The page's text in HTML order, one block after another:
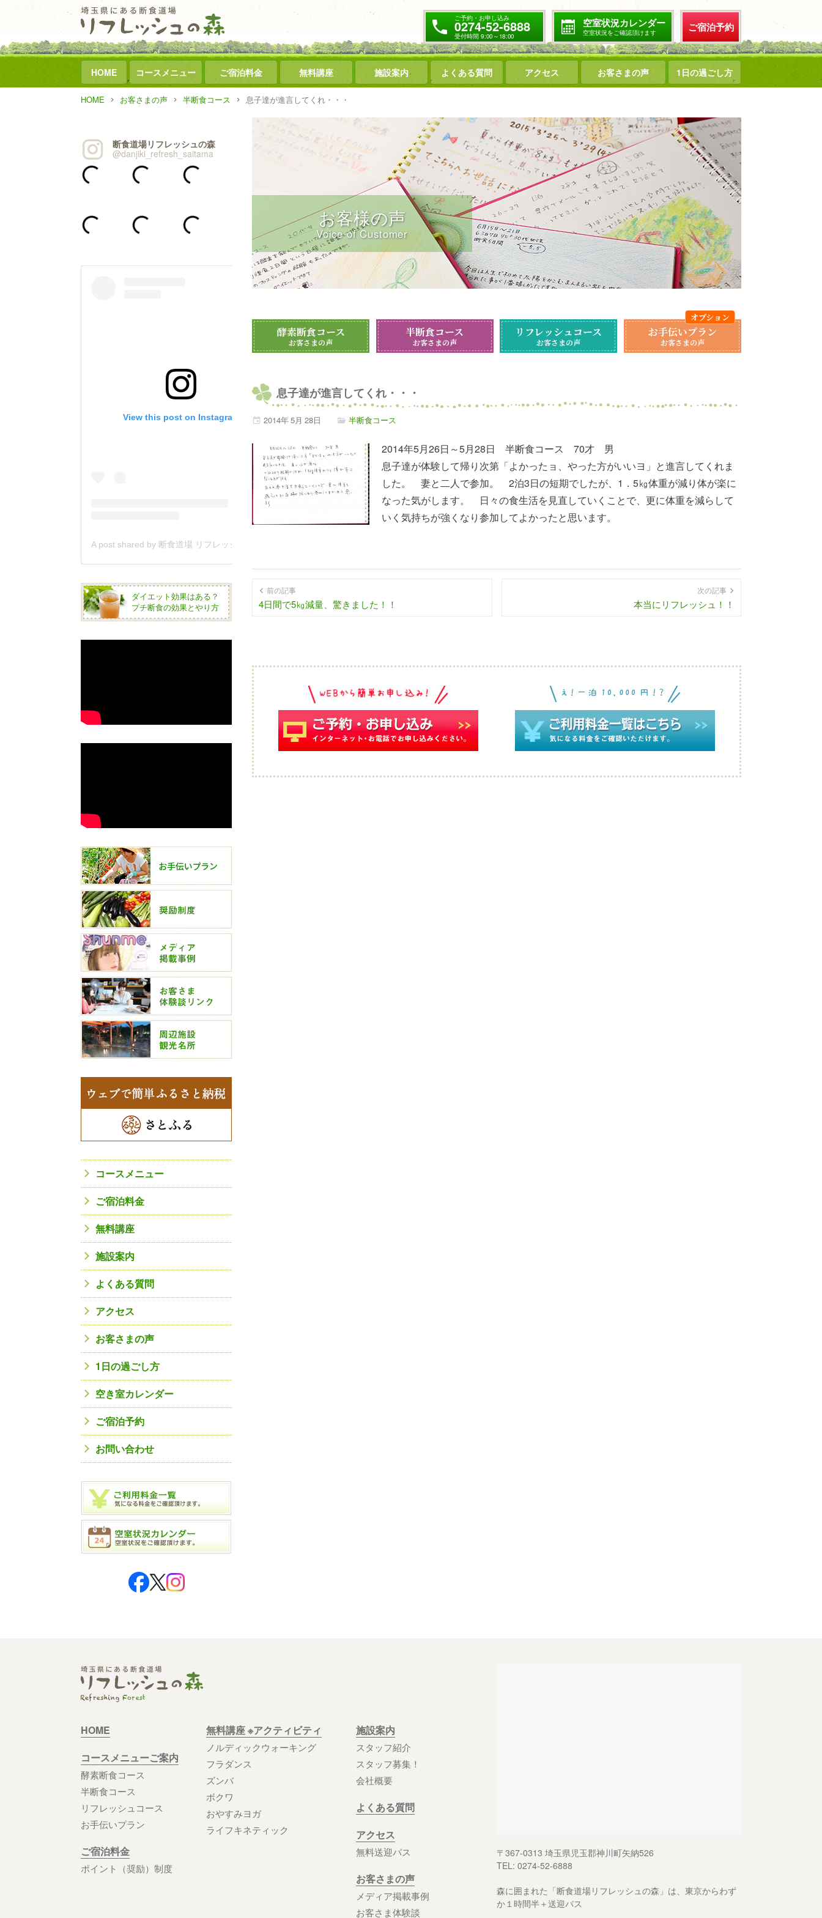
ご予約・お申し込み
0274-52-6888
受付時間 9:00～18:00
空室状況カレンダー
空室状況をご確認頂けます ご宿泊予約
HOME コースメニュー ご宿泊料金 無料講座 施設案内 よくある質問 アクセス お客さまの声 1日の過ごし方
HOME お客さまの声 半断食コース 息子達が進言してくれ・・・
お客様の声
Voice of Customer
酵素断食コース
お客さまの声
半断食コース
お客さまの声
リフレッシュコース
お客さまの声
お手伝いプラン
お客さまの声
息子達が進言してくれ・・・
2014年5月 28日 半断食コース
2014年5月26日～5月28日 半断食コース 70才 男
息子達が体験して帰り次第「よかったョ、やった方がいいヨ」と進言してくれま
した。 妻と二人で参加。 2泊3日の短期でしたが、1．5㎏体重が減り体が楽に
なった気がします。 日々の食生活を見直していくことで、更に体重を減らして
いく気持ちが強くなり参加してよかったと思います。
前の記事
4日間で5㎏減量、驚きました！！
次の記事
本当にリフレッシュ！！
断食道場リフレッシュの森
@danjiki_refresh_saitama
View this post on Instagram
ダイエット効果はある？
プチ断食の効果とやり方
コースメニュー
ご宿泊料金
無料講座
施設案内
よくある質問
アクセス
お客さまの声
1日の過ごし方
空き室カレンダー
ご宿泊予約
お問い合わせ
HOME
コースメニューご案内
酵素断食コース
半断食コース
リフレッシュコース
お手伝いプラン
ご宿泊料金
ポイント（奨励）制度
無料講座 ※アクティビティ
ノルディックウォーキング
フラダンス
ズンバ
ボクワ
おやすみヨガ
ライフキネティック
施設案内
スタッフ紹介
スタッフ募集！
会社概要
よくある質問
アクセス
無料送迎バス
お客さまの声
メディア掲載事例
お客さま体験談
〒367-0313 埼玉県児玉郡神川町矢納526
TEL: 0274-52-6888
森に囲まれた「断食道場リフレッシュの森」は、東京からわず
か１時間半＋送迎バス